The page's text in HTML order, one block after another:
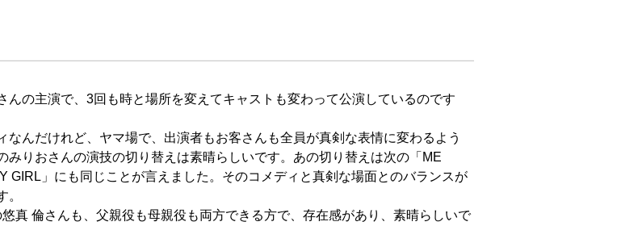
んの主演で、3回も時と場所を変えてキャストも変わって公演しているのです
なんだけれど、ヤマ場で、出演者もお客さんも全員が真剣な表情に変わるよう
みりおさんの演技の切り替えは素晴らしいです。あの切り替えは次の「ME
GIRL」にも同じことが言えました。そのコメディと真剣な場面とのバランスが
。